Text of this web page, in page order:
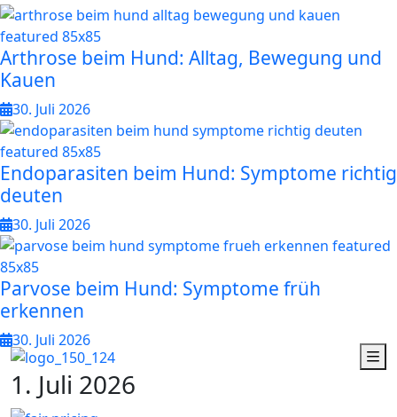
Arthrose beim Hund: Alltag, Bewegung und
Kauen
30. Juli 2026
Endoparasiten beim Hund: Symptome richtig
deuten
30. Juli 2026
Parvose beim Hund: Symptome früh
erkennen
30. Juli 2026
1 . Juli 2026